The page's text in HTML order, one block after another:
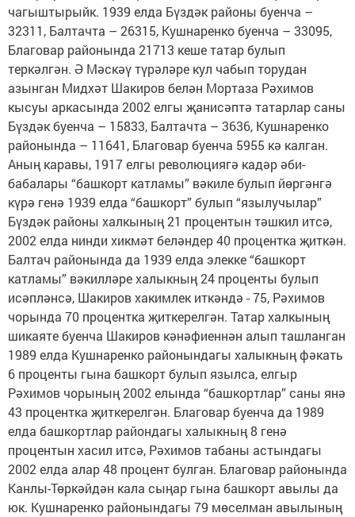
чагыштырыйк. 1939 елда Бүздәк районы буенча –
32311, Балтачта – 26315, Кушнаренко буенча – 33095,
Благовар районында 21713 кеше татар булып
теркәлгән. Ә Мәскәү түрәләре кул чабып торудан
азынган Мид­хәт Шакиров белән Мортаза Рәхимов
кысуы аркасында 2002 елгы җанисәптә татарлар саны
Бүздәк буенча – 15833, Балтачта – 3636, Кушнаренко
районында – 11641, Благовар буенча 5955 кә калган.
Аның каравы, 1917 елгы революциягә кадәр әби-
бабалары “башкорт катламы” вәкиле булып йөргәнгә
күрә генә 1939 елда “башкорт” булып “язылучылар”
Бүздәк районы халкының 21 процентын тәшкил итсә,
2002 елда нинди хикмәт беләндер 40 процентка җиткән.
Балтач районында да 1939 елда элекке “башкорт
катламы” вәкилләре халыкның 24 проценты булып
исәпләнсә, Шакиров хакимлек иткәндә - 75, Рәхимов
чорында 70 процентка җиткерелгән. Татар халкының
шикаяте буенча Шакиров кәнәфиеннән алып ташланган
1989 елда Кушнаренко районындагы халыкның фәкать
6 проценты гына башкорт булып язылса, елгыр
Рәхимов чорының 2002 елында “башкортлар” саны янә
43 процентка җиткерелгән. Благовар буенча да 1989
елда башкортлар райондагы халыкның 8 генә
процентын хасил итсә, Рәхимов табаны астындагы
2002 елда алар 48 процент булган. Благовар районында
Канлы-Төркәйдән кала сыңар гына башкорт авылы да
юк. Кушнаренко районындагы 79 мөселман авылының